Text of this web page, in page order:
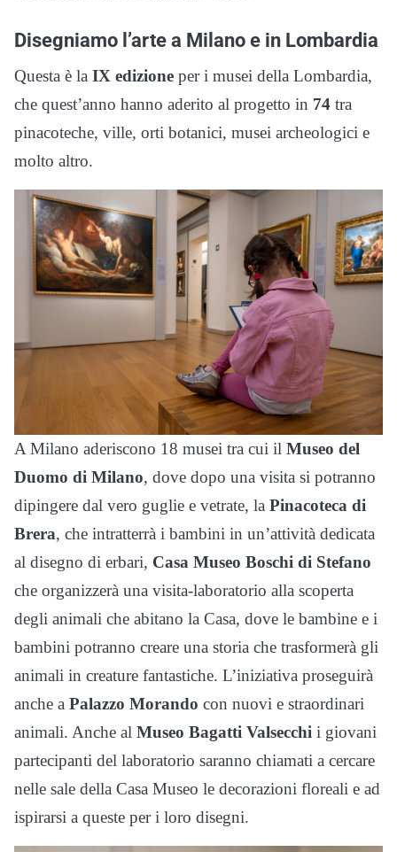
Disegniamo l’arte a Milano e in Lombardia
Questa è la IX edizione per i musei della Lombardia,
che quest’anno hanno aderito al progetto in 74 tra
pinacoteche, ville, orti botanici, musei archeologici e
molto altro.
A Milano aderiscono 18 musei tra cui il Museo del
Duomo di Milano, dove dopo una visita si potranno
dipingere dal vero guglie e vetrate, la Pinacoteca di
Brera, che intratterrà i bambini in un’attività dedicata
al disegno di erbari, Casa Museo Boschi di Stefano
che organizzerà una visita-laboratorio alla scoperta
degli animali che abitano la Casa, dove le bambine e i
bambini potranno creare una storia che trasformerà gli
animali in creature fantastiche. L’iniziativa proseguirà
anche a Palazzo Morando con nuovi e straordinari
animali. Anche al Museo Bagatti Valsecchi i giovani
partecipanti del laboratorio saranno chiamati a cercare
nelle sale della Casa Museo le decorazioni floreali e ad
ispirarsi a queste per i loro disegni.